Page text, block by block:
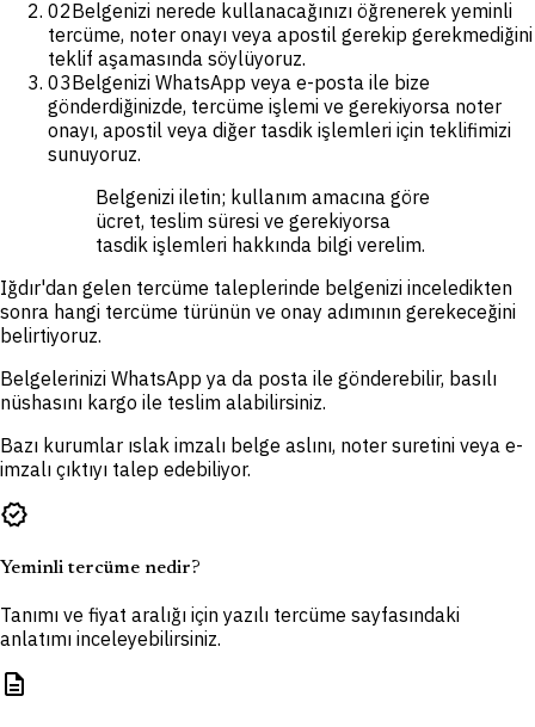
02Belgenizi nerede kullanacağınızı öğrenerek yeminli
tercüme, noter onayı veya apostil gerekip gerekmediğini
teklif aşamasında söylüyoruz.
03Belgenizi WhatsApp veya e-posta ile bize
gönderdiğinizde, tercüme işlemi ve gerekiyorsa noter
onayı, apostil veya diğer tasdik işlemleri için teklifimizi
sunuyoruz.
Belgenizi iletin; kullanım amacına göre
ücret, teslim süresi ve gerekiyorsa
tasdik işlemleri hakkında bilgi verelim.
Iğdır'dan gelen tercüme taleplerinde belgenizi inceledikten
sonra hangi tercüme türünün ve onay adımının gerekeceğini
belirtiyoruz.
Belgelerinizi WhatsApp ya da posta ile gönderebilir, basılı
nüshasını kargo ile teslim alabilirsiniz.
Bazı kurumlar ıslak imzalı belge aslını, noter suretini veya e-
imzalı çıktıyı talep edebiliyor.
verified
Yeminli tercüme nedir?
Tanımı ve fiyat aralığı için yazılı tercüme sayfasındaki
anlatımı inceleyebilirsiniz.
description